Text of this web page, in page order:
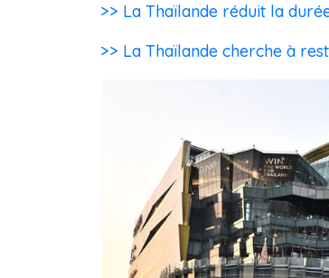
>> La Thaïlande réduit la
>> La Thaïlande cherche à